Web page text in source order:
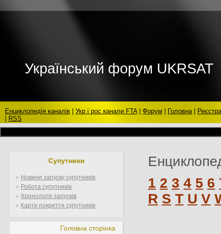
Український форум UKRSAT
Енциклопедія каналів Укр і рос канали FTA| Форум Головна|
RSS
Супутники
Новини запуску супутників
Робота супутників
Хронологія запусків
Карти покриття супутників
Головна сторінка
1 2 3 4 5 6
R S T U V